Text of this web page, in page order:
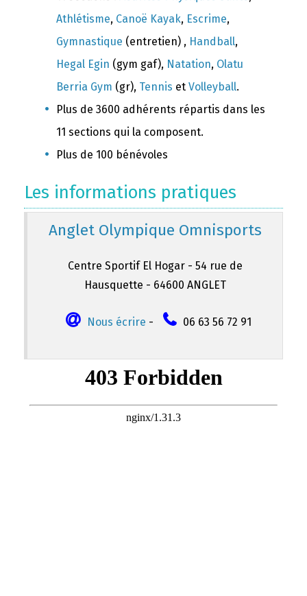
Athlétisme, Canoë Kayak, Escrime,
Gymnastique (entretien) , Handball,
Hegal Egin (gym gaf), Natation, Olatu
Berria Gym (gr), Tennis et Volleyball.
Plus de 3600 adhérents répartis dans les
11 sections qui la composent.
Plus de 100 bénévoles
Les informations pratiques
Anglet Olympique Omnisports
Centre Sportif El Hogar - 54 rue de
Hausquette - 64600 ANGLET
Nous écrire - 06 63 56 72 91